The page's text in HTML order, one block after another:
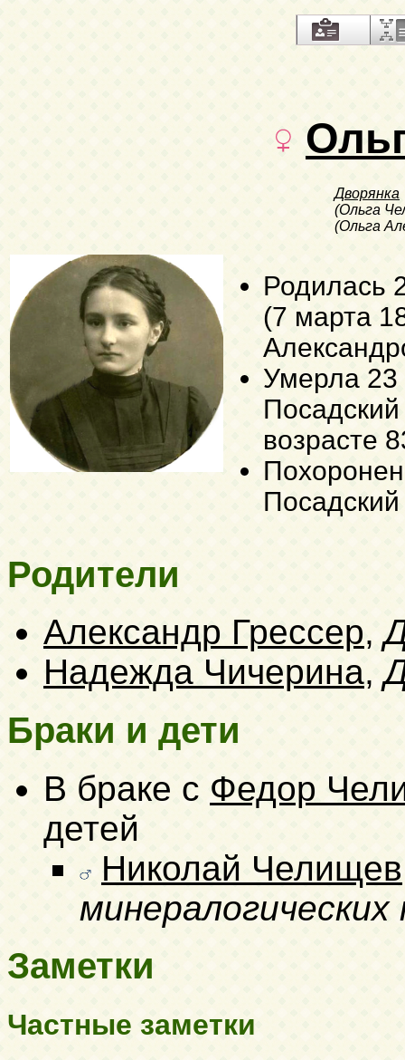
Дворянка
(Ольга
(Ольга
Родилась
(7 марта
Умерла
возрасте
Родители
Александр Грессер,
Надежда Чичерина,
Браки и дети
В браке с Федор
детей
Николай Челищев
минералогических
Заметки
Частные заметки